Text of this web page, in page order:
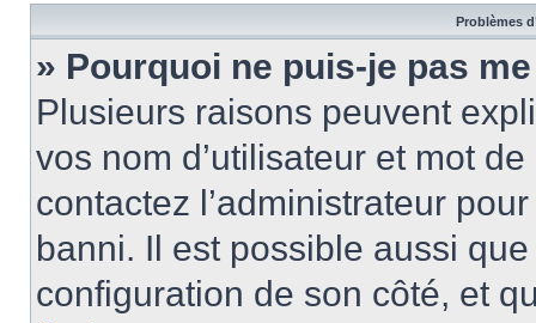
Problèmes
» Pourquoi ne puis-je pas
Plusieurs raisons peuvent
vos nom d’utilisateur et mot
contactez l’administrateur
banni. Il est possible aussi
configuration de son côté, et